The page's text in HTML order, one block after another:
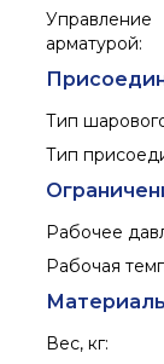
Управление
арматурой:
Тип
Тип
Рабочее
Рабочая
Вес, кг: